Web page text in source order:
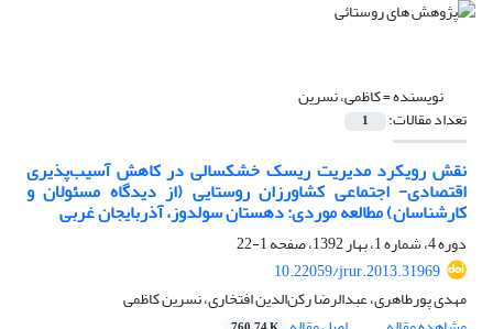
نویسنده =کاظمی، نسرین
تعداد مقالات: 1
نقش رویکرد مدیریت ریسک خشکسالی در کاهش آسیب‌پذیری
اقتصادی- اجتماعی کشاورزان روستایی (از دیدگاه مسئولان و
کارشناسان) مطالعه موردی: دهستان سولدوز، آذربایجان غربی
دوره 4، شماره 1، بهار 1392، صفحه
1-22
10.22059/jrur.2013.31969
مهدی پورطاهری، عبدالرضا رکن‌الدین افتخاری، نسرین کاظمی